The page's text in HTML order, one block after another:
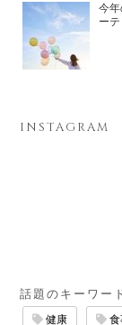
今年
ー
INSTAGRAM
話題のキーワー
健康